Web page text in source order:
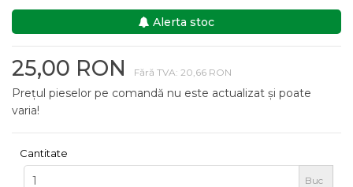
Alerta stoc
25,00 RON Fără TVA: 20,66 RON
Prețul pieselor pe comandă nu este actualizat și poate
varia!
Cantitate
Buc